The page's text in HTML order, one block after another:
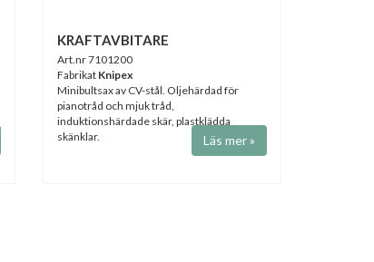
KRAFTAVBITARE
Art.nr 7101200
Fabrikat Knipex
Minibultsax av CV-stål. Oljehärdad för
pianotråd och mjuk tråd,
induktionshärdade skär, plastklädda
skänklar.
Läs mer »